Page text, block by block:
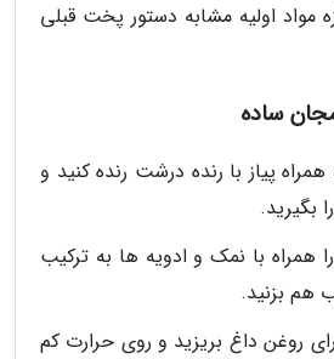
مواد اولیه مشابه دستور پخت قبلی
ساده
پیاز با رنده درشت رنده کنید و
بگیرید.
همراه با نمک و ادویه ها به ترکیب
هم بزنید.
روغن داغ بریزید و روی حرارت کم